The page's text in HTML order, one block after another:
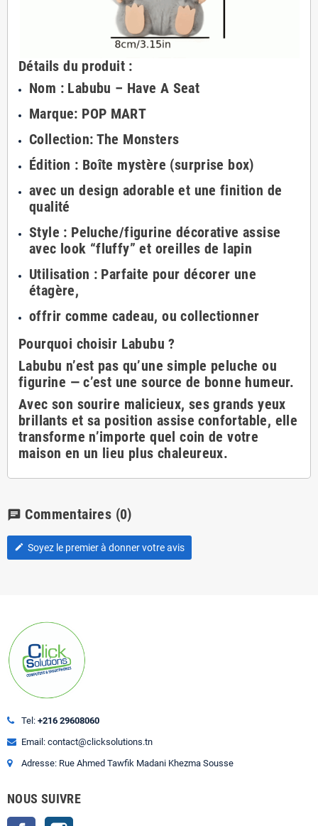
Détails du produit :
Nom : Labubu – Have A Seat
Marque: POP MART
Collection: The Monsters
Édition : Boîte mystère (surprise box)
avec un design adorable et une finition de
qualité
Style : Peluche/figurine décorative assise
avec look “fluffy” et oreilles de lapin
Utilisation : Parfaite pour décorer une
étagère,
offrir comme cadeau, ou collectionner
Pourquoi choisir Labubu ?
Labubu n’est pas qu’une simple peluche ou
figurine — c’est une source de bonne humeur.
Avec son sourire malicieux, ses grands yeux
brillants et sa position assise confortable, elle
transforme n’importe quel coin de votre
maison en un lieu plus chaleureux.
chat Commentaires (0)
edit Soyez le premier à donner votre avis
Tel: +216 29608060
Email: contact@clicksolutions.tn
Adresse: Rue Ahmed Tawfik Madani Khezma Sousse
NOUS SUIVRE
Facebook